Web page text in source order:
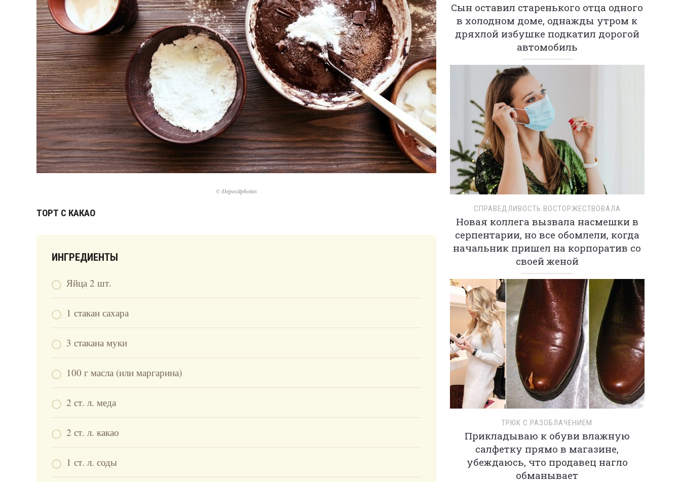
© Depositphotos
ТОРТ С КАКАО
ИНГРЕДИЕНТЫ
Яйца 2 шт.
1 стакан сахара
3 стакана муки
100 г масла (или маргарина)
2 ст. л. меда
2 ст. л. какао
1 ст. л. соды
Сын оставил старенького отца одного
в холодном доме, однажды утром к
дряхлой избушке подкатил дорогой
автомобиль
СПРАВЕДЛИВОСТЬ ВОСТОРЖЕСТВОВАЛА
Новая коллега вызвала насмешки в
серпентарии, но все обомлели, когда
начальник пришел на корпоратив со
своей женой
ТРЮК С РАЗОБЛАЧЕНИЕМ
Прикладываю к обуви влажную
салфетку прямо в магазине,
убеждаюсь, что продавец нагло
обманывает